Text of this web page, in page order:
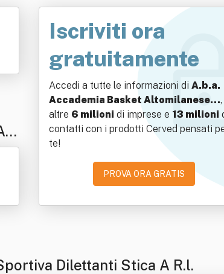
S
Iscriviti ora
gratuitamente
Accedi a tutte le informazioni di A.b.a.
Accademia Basket Altomilanese…
altre 6 milioni di imprese e 13 milioni
contatti con i prodotti Cerved pensati
te!
PROVA ORA GRATIS
Dilettanti Stica A R.l.